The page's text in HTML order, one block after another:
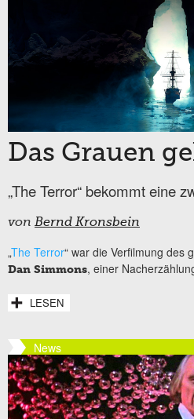
Das Grauen
„The Terror“ bekommt eine
von Bernd Kronsbein
„The Terror“ war die Verfilmung des
Dan Simmons, einer
LESEN
News